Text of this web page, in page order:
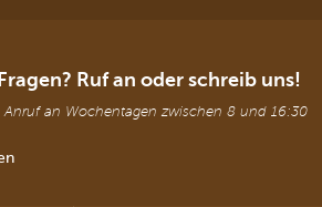
Ruf an oder schreib uns!
Anruf an Wochentagen zwischen 8 und 16:30